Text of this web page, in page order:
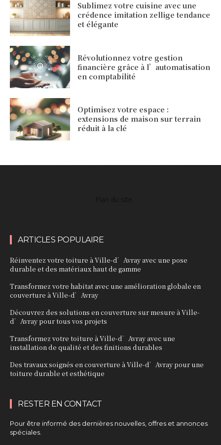
Sublimez votre cuisine avec une
crédence imitation zellige tendance
et élégante
Révolutionnez votre gestion
financière grâce à l’automatisation
en comptabilité
Optimisez votre espace :
extensions de maison sur terrain
réduit à la clé
ARTICLES POPULAIRE
Réinventez votre toiture à Ville-d’Avray avec une pose
durable et des matériaux haut de gamme
Transformez votre habitat avec une amélioration globale en
couverture à Ville-d’Avray
Découvrez des solutions en couverture sur mesure à Ville-
d’Avray pour tous vos projets
Transformez votre toiture à Ville-d’Avray avec une
installation de qualité et des finitions durables
Des travaux soignés en couverture à Ville-d’Avray pour une
toiture durable et esthétique
RESTER EN CONTACT
Pour être informé des dernières nouvelles, offres et annonces
spéciales.